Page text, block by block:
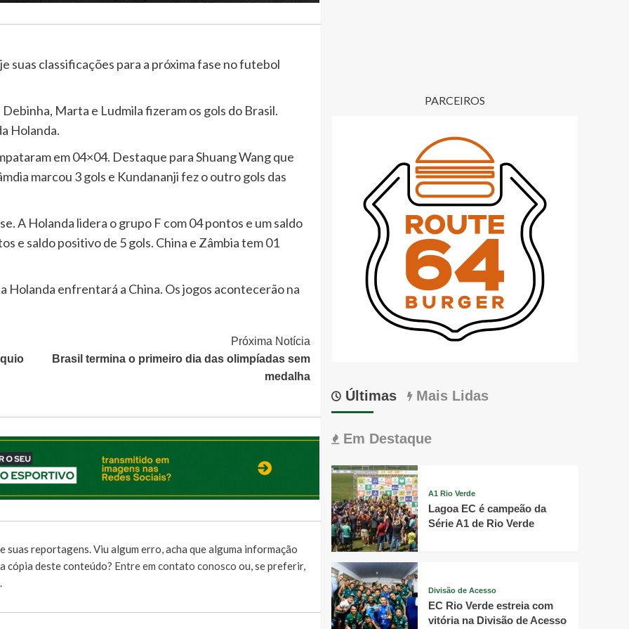
classificações para a próxima fase no futebol
Marta e Ludmila fizeram os gols do Brasil.
Holanda.
em 04×04. Destaque para Shuang Wang que
marcou 3 gols e Kundananji fez o outro gols das
A Holanda lidera o grupo F com 04 pontos e um saldo
e saldo positivo de 5 gols. China e Zâmbia tem 01
Holanda enfrentará a China. Os jogos acontecerão na
Próxima Notícia
Brasil termina o primeiro dia das olimpíadas sem
medalha
suas reportagens. Viu algum erro, acha que alguma informação
cópia deste conteúdo? Entre em contato conosco ou, se preferir,
.
PARCEIROS
Últimas Mais Lidas
Em Destaque
A1 Rio Verde
Lagoa EC é campeão da
Série A1 de Rio Verde
Divisão de Acesso
EC Rio Verde estreia com
vitória na Divisão de Acesso